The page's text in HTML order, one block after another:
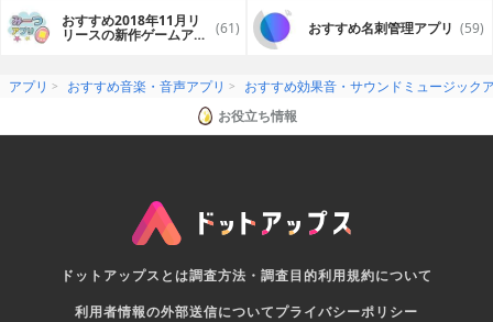
おすすめ2018年11月リ
リースの新作ゲームアプ (61) おすすめ名刺管理アプリ (59)
アプリ おすすめ音楽・音声アプリ
おすすめ効果音・サウンドミュージック
お役立ち情報
ドットアップスとは調査方法・調査目的利用規約について
利用者情報の外部送信についてプライバシーポリシー